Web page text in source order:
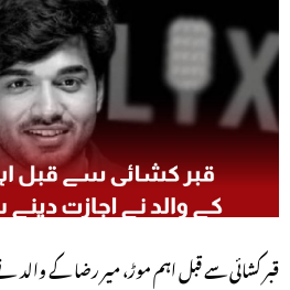
قبر کشائی سے قبل اہم موڑ، میر رضا کے والد